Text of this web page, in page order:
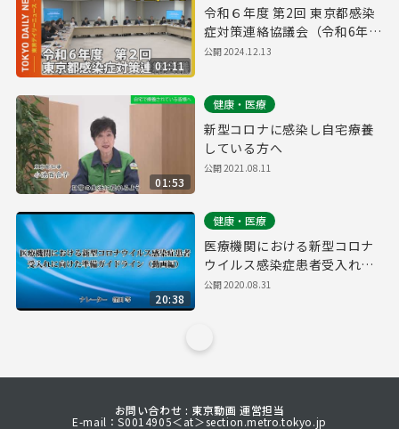
01:11
令和６年度 第2回 東京都感染
症対策連絡協議会（令和6年
12月13日 東京デイリーニュー
公開2024.12.13
01:53
健康・医療
新型コロナに感染し自宅療養
している方へ
公開2021.08.11
20:38
健康・医療
医療機関における新型コロナ
ウイルス感染症患者受入れに
向けた準備ガイドライン
公開2020.08.31
お問い合わせ : 東京動画 運営担当
E-mail：S0014905＜at＞section.metro.tokyo.jp